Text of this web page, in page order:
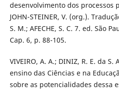
desenvolvimento dos processos
JOHN-STEINER, V. (org.).
S. M.; AFECHE, S. C. 7. ed. São
Cap. 6, p. 88-105.
VIVEIRO, A. A.; DINIZ, R. E. da
ensino das Ciências e na
sobre as potencialidades dessa